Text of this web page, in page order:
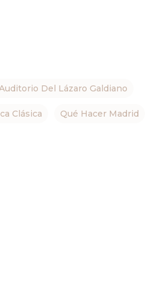
Del Lázaro Galdiano
Clásica Qué Hacer Madrid